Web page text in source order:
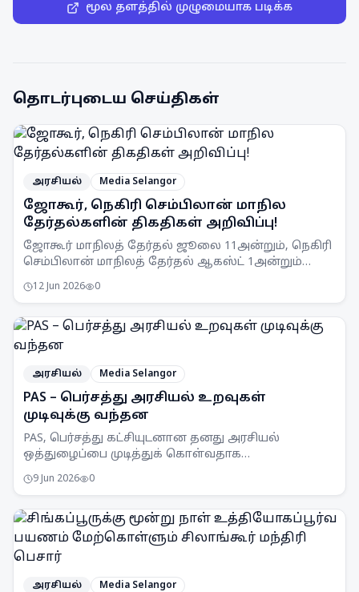
மூல தளத்தில் முழுமையாக படிக்க
தொடர்புடைய செய்திகள்
அரசியல் Media Selangor
ஜோகூர், நெகிரி செம்பிலான் மாநில
தேர்தல்களின் திகதிகள் அறிவிப்பு!
ஜோகூர் மாநிலத் தேர்தல் ஜூலை 11அன்றும், நெகிரி
செம்பிலான் மாநிலத் தேர்தல் ஆகஸ்ட் 1அன்றும்
12 Jun 2026 0
அரசியல் Media Selangor
PAS – பெர்சத்து அரசியல் உறவுகள்
முடிவுக்கு வந்தன
PAS, பெர்சத்து கட்சியுடனான தனது அரசியல்
ஒத்துழைப்பை முடித்துக் கொள்வதாக
ஆய்வுகளுக்குப் பிறகு இந்த முடிவு
9 Jun 2026 0
அரசியல் Media Selangor